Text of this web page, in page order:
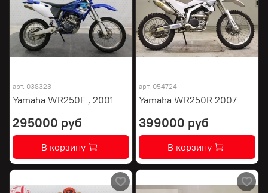
арт. 038323
Yamaha WR250F , 2001
295000 руб
В корзину
арт. 054724
Yamaha WR250R 2007
399000 руб
В корзину